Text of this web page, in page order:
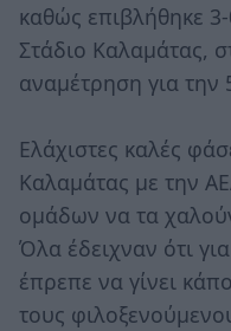
καθώς επιβλήθηκε
Στάδιο Καλαμάτας,
αναμέτρηση για
Ελάχιστες καλές
Καλαμάτας με την
ομάδων να τα
Όλα έδειχναν ότι
έπρεπε να γίνει
τους